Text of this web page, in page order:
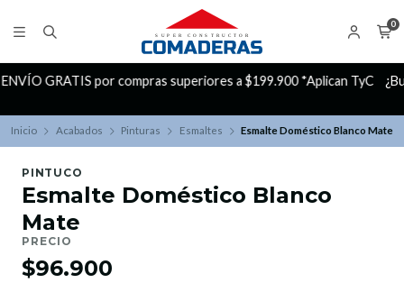
0
¿Buscas Promociones? ¡Aprovecha nuestros Descuentazos!
Inicio Acabados Pinturas Esmaltes Esmalte Doméstico Blanco Mate
PINTUCO
Esmalte Doméstico Blanco
Mate
PRECIO
$96.900